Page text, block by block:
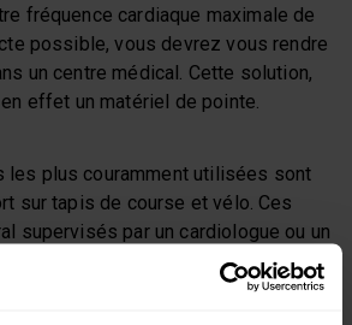
fréquence cardiaque maximale de
possible, vous devrez vous rendre
un centre médical. Cette solution,
effet un matériel de pointe.
les plus couramment utilisées sont
sur tapis de course et vélo. Ces
supervisés par un cardiologue ou un